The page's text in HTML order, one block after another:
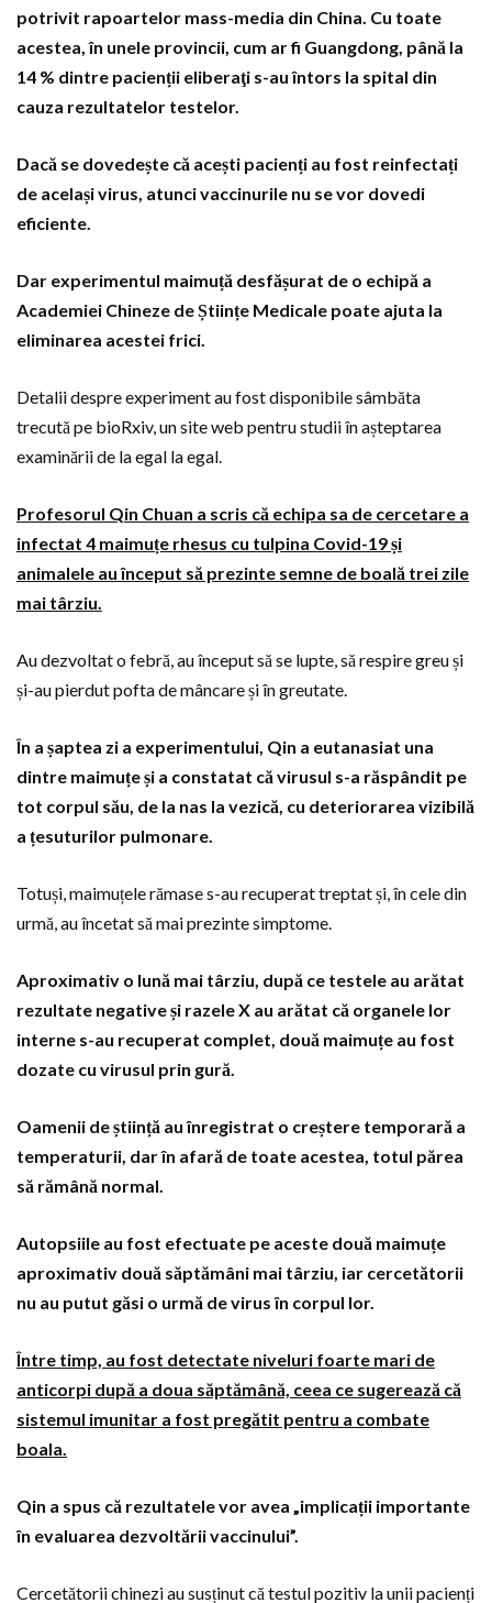
potrivit rapoartelor mass-media din China. Cu toate
acestea, în unele provincii, cum ar fi Guangdong, până la
14 % dintre pacienții eliberaţi s-au întors la spital din
cauza rezultatelor testelor.
Dacă se dovedește că acești pacienți au fost reinfectați
de același virus, atunci vaccinurile nu se vor dovedi
eficiente.
Dar experimentul maimuță desfășurat de o echipă a
Academiei Chineze de Științe Medicale poate ajuta la
eliminarea acestei frici.
Detalii despre experiment au fost disponibile sâmbăta
trecută pe bioRxiv, un site web pentru studii în așteptarea
examinării de la egal la egal.
Profesorul Qin Chuan a scris că echipa sa de cercetare a
infectat 4 maimuțe rhesus cu tulpina Covid-19 și
animalele au început să prezinte semne de boală trei zile
mai târziu.
Au dezvoltat o febră, au început să se lupte, să respire greu și
și-au pierdut pofta de mâncare și în greutate.
În a șaptea zi a experimentului, Qin a eutanasiat una
dintre maimuțe și a constatat că virusul s-a răspândit pe
tot corpul său, de la nas la vezică, cu deteriorarea vizibilă
a țesuturilor pulmonare.
Totuși, maimuțele rămase s-au recuperat treptat și, în cele din
urmă, au încetat să mai prezinte simptome.
Aproximativ o lună mai târziu, după ce testele au arătat
rezultate negative și razele X au arătat că organele lor
interne s-au recuperat complet, două maimuțe au fost
dozate cu virusul prin gură.
Oamenii de știință au înregistrat o creștere temporară a
temperaturii, dar în afară de toate acestea, totul părea
să rămână normal.
Autopsiile au fost efectuate pe aceste două maimuțe
aproximativ două săptămâni mai târziu, iar cercetătorii
nu au putut găsi o urmă de virus în corpul lor.
Între timp, au fost detectate niveluri foarte mari de
anticorpi după a doua săptămână, ceea ce sugerează că
sistemul imunitar a fost pregătit pentru a combate
boala.
Qin a spus că rezultatele vor avea „implicații importante
în evaluarea dezvoltării vaccinului”.
Cercetătorii chinezi au susținut că testul pozitiv la unii pacienți